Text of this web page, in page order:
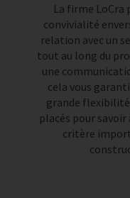
La firme
convivialité
relation avec un
tout au long du
une
cela vous
grande
placés pour
critère